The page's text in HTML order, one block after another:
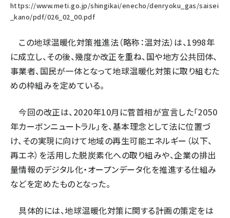
https://www.meti.go.jp/shingikai/enecho/denryoku_gas/saisei
_kano/pdf/026_02_00.pdf
この地球温暖化対策推進法（略称：温対法）は、1998年
に成立し、その後、幾度か改正を重ね、国や地方公共団体、
事業者、国民が一体となって地球温暖化対策に取り組むた
めの枠組みを定めている。
今回の改正は、2020年10月に菅首相が宣言した「2050
年カーボンニュートラル」を、基本理念として法に位置づ
け、その実現に向けて地域の再生可能エネルギー（以下、
再エネ）を活用した脱炭素化への取り組みや、企業の排出
量情報のデジタル化・オープンデータ化を推進する仕組み
などを定めたものとなった。
具体的には、地球温暖化対策に関する計画の策定をは